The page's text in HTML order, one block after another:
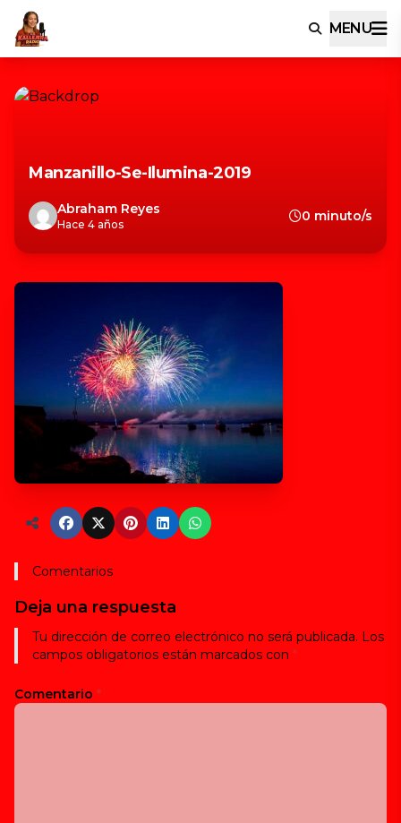
MENU
Manzanillo-Se-Ilumina-2019
Abraham Reyes
Hace 4 años
0 minuto/s
Comentarios
Deja una respuesta
Tu dirección de correo electrónico no será publicada. Los
campos obligatorios están marcados con *
Comentario *